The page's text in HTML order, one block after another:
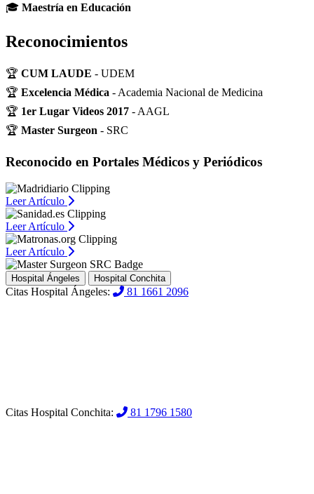
🎓 Maestría en Educación
Reconocimientos
🏆 CUM LAUDE - UDEM
🏆 Excelencia Médica - Academia Nacional de Medicina
🏆 1er Lugar Videos 2017 - AAGL
🏆 Master Surgeon - SRC
Reconocido en Portales Médicos y Periódicos
Leer Artículo
Leer Artículo
Leer Artículo
Hospital Ángeles Hospital Conchita
Citas Hospital Ángeles: 81 1661 2096
Citas Hospital Conchita: 81 1796 1580